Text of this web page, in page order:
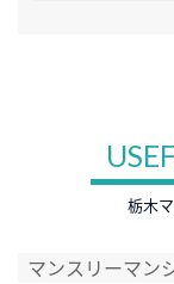
栃木
マンスリーマン